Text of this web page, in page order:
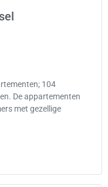
104
De appartementen
met gezellige